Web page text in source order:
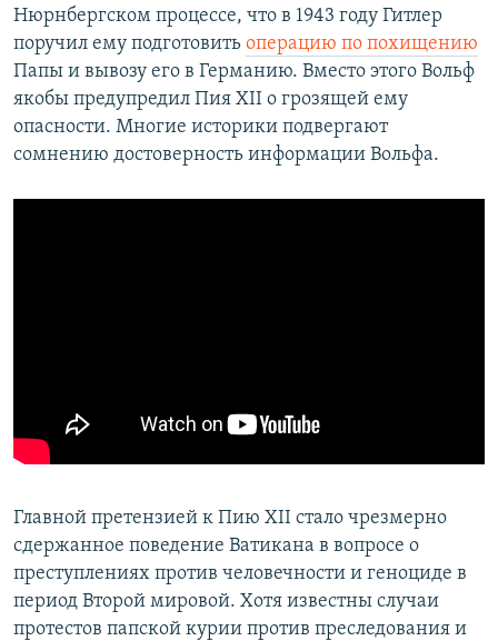
Нюрнбергском процессе, что в 1943 году Гитлер
поручил ему подготовить операцию по похищению
Папы и вывозу его в Германию. Вместо этого Вольф
якобы предупредил Пия XII о грозящей ему
опасности. Многие историки подвергают
сомнению достоверность информации Вольфа.
​Главной претензией к Пию XII стало чрезмерно
сдержанное поведение Ватикана в вопросе о
преступлениях против человечности и геноциде в
период Второй мировой. Хотя известны случаи
протестов папской курии против преследования и